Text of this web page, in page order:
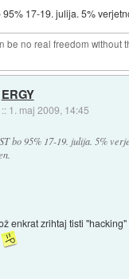
95% 17-19. julija. 5%
be no real freedom without
ERGY
:: 1. maj 2009, 14:45
bo 95% 17-19. julija. 5%
enkrat zrihtaj tisti